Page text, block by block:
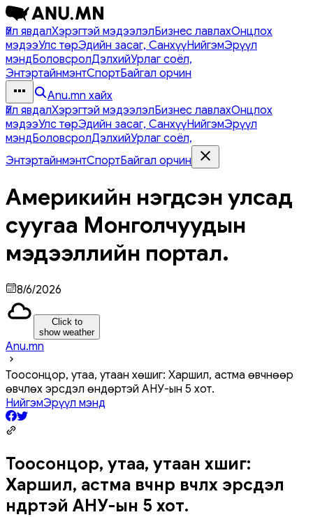
Үйл явдалХэрэгтэй мэдээлэлБизнес лавлахОнцлох
мэдээУлс төрЭдийн засаг, СанхүүНийгэмЭрүүл
мэндБоловсролДэлхийУрлаг соёл,
ЭнтэртайнмэнтСпортБайгал орчин
Anu.mn хайх
Үйл явдалХэрэгтэй мэдээлэлБизнес лавлахОнцлох
мэдээУлс төрЭдийн засаг, СанхүүНийгэмЭрүүл
мэндБоловсролДэлхийУрлаг соёл,
ЭнтэртайнмэнтСпортБайгал орчин
Америкийн нэгдсэн улсад
суугаа Монголчуудын
мэдээллийн портал.
8/6/2026
Click to
show weather
Anu.mn
Тоосонцор, утаа, утаан хөшиг: Харшил, астма өвчнөөр
өвчлөх эрсдэл өндөртэй АНУ-ын 5 хот.
НийгэмЭрүүл мэнд
Тоосонцор, утаа, утаан хөшиг:
Харшил, астма өвчнөөр өвчлөх эрсдэл
өндөртэй АНУ-ын 5 хот.